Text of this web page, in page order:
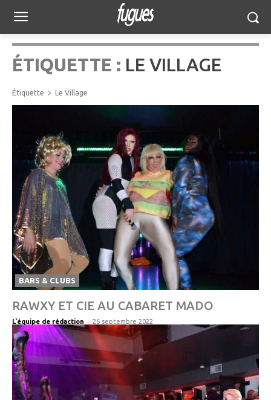
ÉTIQUETTE : LE VILLAGE
Étiquette Le Village
BARS & CLUBS
RAWXY ET CIE AU CABARET MADO
L'équipe de rédaction - 26 septembre 2022